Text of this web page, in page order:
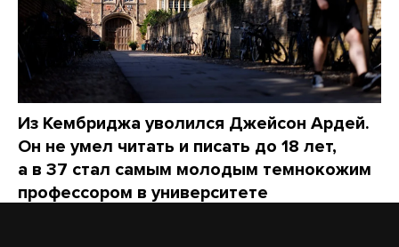
Из Кембриджа уволился Джейсон Ардей.
Он не умел читать и писать до 18 лет,
а в 37 стал самым молодым темнокожим
профессором в университете